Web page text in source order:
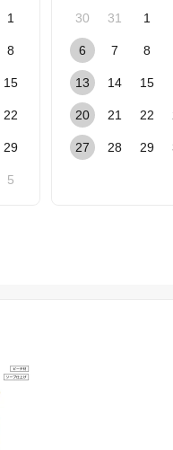
1
8
15
22
29
5
30 31 1
6 7 8
13 14 15
20 21 22
27 28 29